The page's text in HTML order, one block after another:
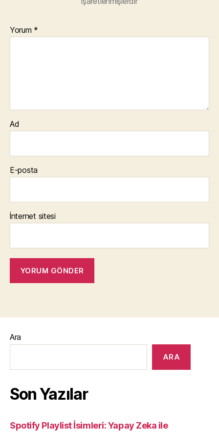
Yorum *
Ad
E-posta
İnternet sitesi
Ara
ARA
Son Yazılar
Spotify Playlist İsimleri: Yapay Zeka ile